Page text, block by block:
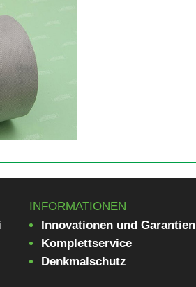
INFORMATIONEN
Innovationen und Garantien
Komplettservice
Denkmalschutz